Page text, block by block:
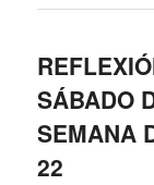
SÁBADO
SEMANA
22